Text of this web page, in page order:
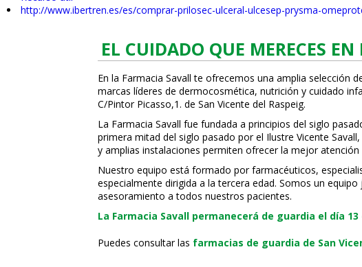
http://www.ibertren.es/es/comprar-prilosec-ulceral-ulcesep-prysma-
EL CUIDADO QUE MERECES
En la Farmacia Savall te ofrecemos una amplia selección
marcas líderes de dermocosmética, nutrición y cuidado
C/Pintor Picasso,1. de San Vicente del Raspeig.
La Farmacia Savall fue fundada a principios del siglo
primera mitad del siglo pasado por el Ilustre Vicente
y amplias instalaciones permiten ofrecer la mejor
Nuestro equipo está formado por farmacéuticos,
especialmente dirigida a la tercera edad. Somos un
asesoramiento a todos nuestros pacientes.
La Farmacia Savall permanecerá de guardia el día
Puedes consultar las farmacias de guardia de San